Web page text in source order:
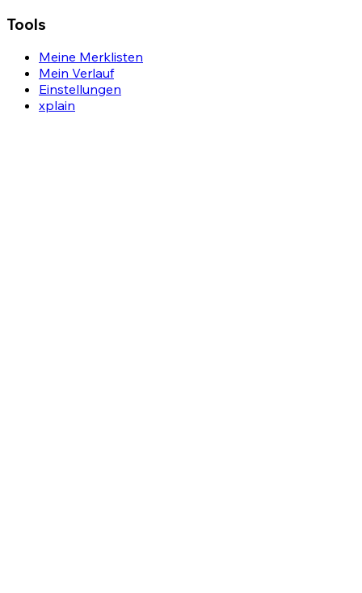
Tools
Meine Merklisten
Mein Verlauf
Einstellungen
xplain